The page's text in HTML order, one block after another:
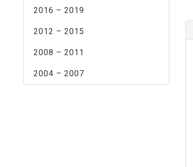
2016 – 2019
2012 – 2015
2008 – 2011
2004 – 2007